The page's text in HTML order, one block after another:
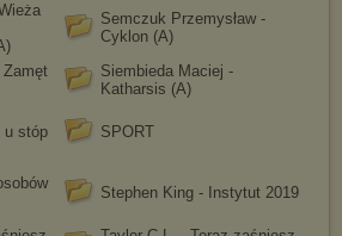
Semczuk Przemysław -
Cyklon (A)
Siembieda Maciej -
Katharsis (A)
u stóp
SPORT
Stephen King - Instytut 2019